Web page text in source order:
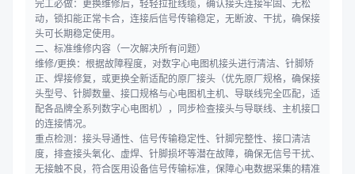
完工必做：更换维修后，轻轻拉扯线缆，确认接头连接牢固、无松
动，锁扣能正常卡合，连接后信号传输稳定，无断波、干扰，确保接
头可长期稳定使用。
二、标准维修内容（一次解决所有问题）
维修/更换：根据故障程度，对数字心电图机接头进行清洁、针脚矫
正、焊接修复，或更换全新适配的原厂接头（优先原厂规格，确保接
头型号、针脚数量、接口规格与心电图机主机、导联线完全匹配，适
配各品牌全系列数字心电图机），同步检查接头与导联线、主机接口
的连接情况。
重点检测：接头导通性、信号传输稳定性、针脚完整性、接口清洁
度，排查接头氧化、虚焊、针脚损坏等潜在故障，确保无信号干扰、
无接触不良，符合医用设备信号传输标准，保障心电数据采集的精准